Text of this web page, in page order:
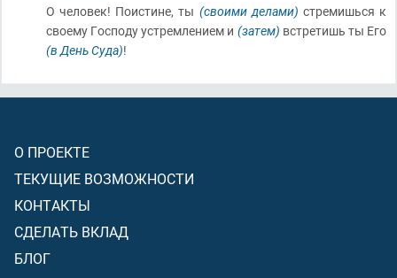
О человек! Поистине, ты (своими делами) стремишься к
своему Господу устремлением и (затем) встретишь ты Его
(в День Суда)!
О ПРОЕКТЕ
ТЕКУЩИЕ ВОЗМОЖНОСТИ
КОНТАКТЫ
СДЕЛАТЬ ВКЛАД
БЛОГ